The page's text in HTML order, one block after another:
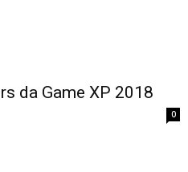
da Game XP 2018
0